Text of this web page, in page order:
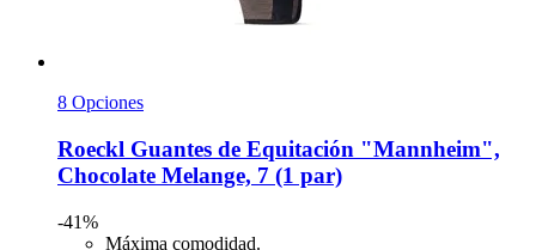
8 Opciones
Roeckl Guantes de Equitación "Mannheim",
Chocolate Melange, 7 (1 par)
-41%
Máxima comodidad.